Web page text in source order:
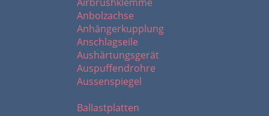
Anbolzachse
Anhängerkupplung
Anschlagseile
Aushärtungsgerät
Auspuffendrohre
Aussenspiegel
Ballastplatten